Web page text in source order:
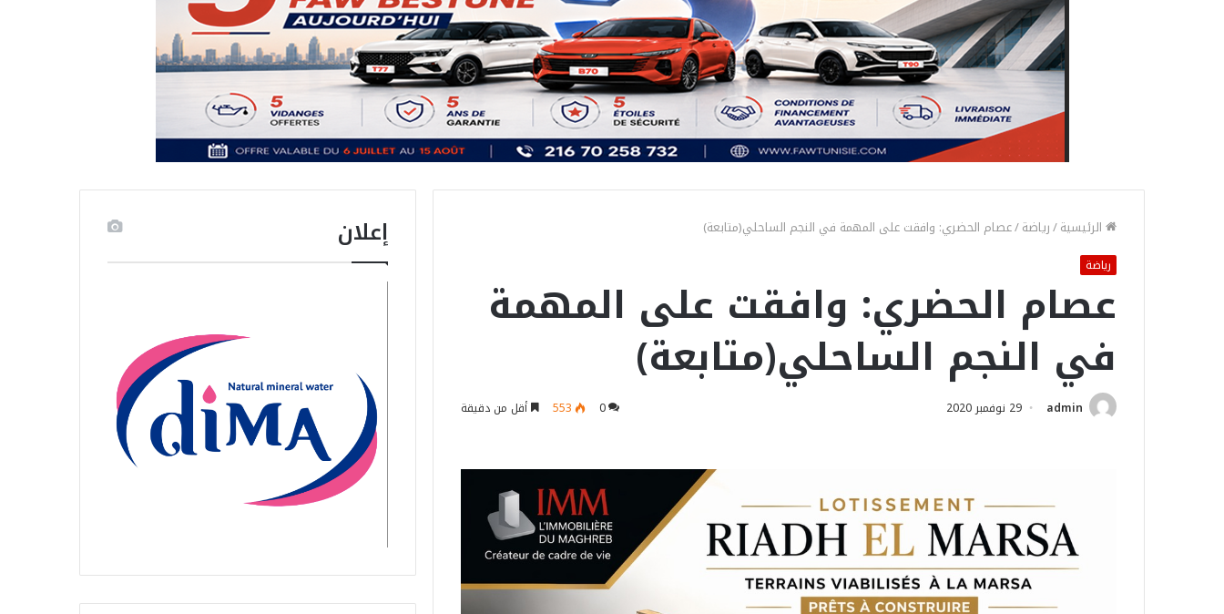
الرئيسية/رياضة/عصام الحضري: وافقت على المهمة في النجم الساحلي(متابعة)
رياضة
عصام الحضري: وافقت على المهمة
في النجم الساحلي(متابعة)
admin 29 نوفمبر 2020 0
553 أقل من دقيقة
إعلان